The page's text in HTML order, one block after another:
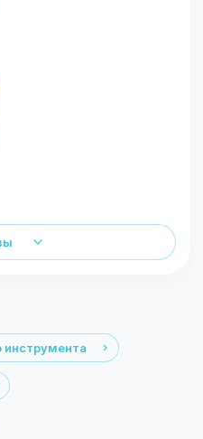
инструмента